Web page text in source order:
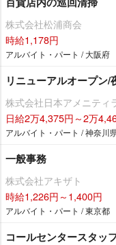
株式会社松浦商会
時給1,178円
アルバイト・パート / 大阪府
リニューアルオープン
株式会社日本アメニティ
日給2万4,375円～2万
アルバイト・パート / 神奈川
一般事務
株式会社アキザト
時給1,226円～1,400円
アルバイト・パート / 東京都
コールセンタースタッ